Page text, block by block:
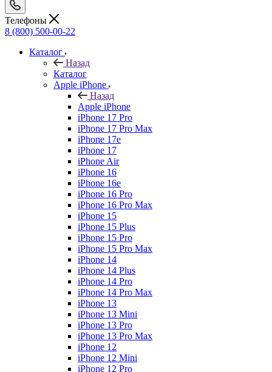
Телефоны
8 (800) 500-00-22
Каталог
Назад
Каталог
Apple iPhone
Назад
Apple iPhone
iPhone 17 Pro
iPhone 17 Pro Max
iPhone 17e
iPhone 17
iPhone Air
iPhone 16
iPhone 16e
iPhone 16 Pro
iPhone 16 Pro Max
iPhone 15
iPhone 15 Plus
iPhone 15 Pro
iPhone 15 Pro Max
iPhone 14
iPhone 14 Plus
iPhone 14 Pro
iPhone 14 Pro Max
iPhone 13
iPhone 13 Mini
iPhone 13 Pro
iPhone 13 Pro Max
iPhone 12
iPhone 12 Mini
iPhone 12 Pro